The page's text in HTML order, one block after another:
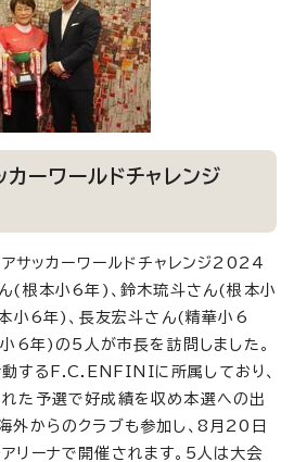
ーワールドチャレンジ
サッカーワールドチャレンジ2024
(根本小6年)、鈴木琉斗さん(根本小
小6年)、長友宏斗さん(精華小6
6年)の5人が市長を訪問しました。
するF.C.ENFINIに所属しており、
た予選で好成績を収め本選への出
外からのクラブも参加し、8月20日
リーナで開催されます。5人は大会